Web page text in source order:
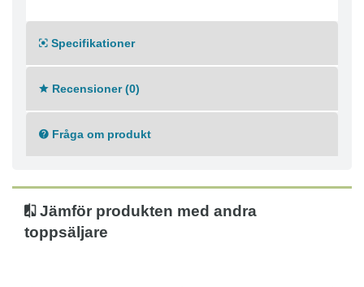
Specifikationer
Recensioner (0)
Fråga om produkt
Jämför produkten med andra
toppsäljare